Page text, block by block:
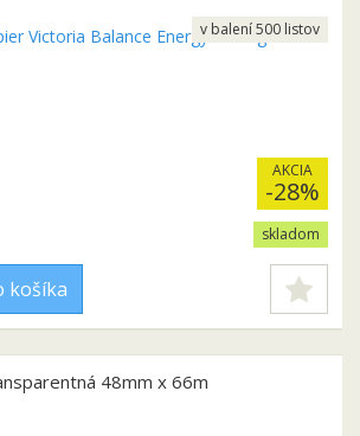
AKCIA
-28%
skladom
košíka
v balení 500 listov
48mm x 66m